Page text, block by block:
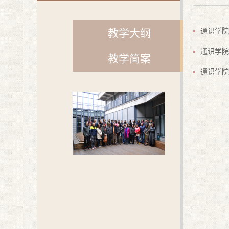
教学大纲
教学简案
通识学
通识学
通识学